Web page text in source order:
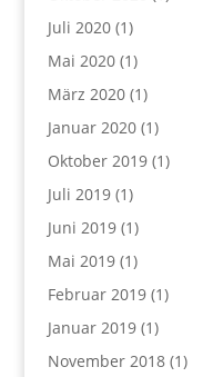
Juli 2020(1)
Mai 2020(1)
März 2020(1)
Januar 2020(1)
Oktober 2019(1)
Juli 2019(1)
Juni 2019(1)
Mai 2019(1)
Februar 2019(1)
Januar 2019(1)
November 2018(1)